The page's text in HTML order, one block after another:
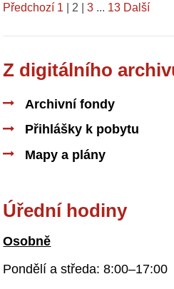
Předchozí 1 2 |3 ... 13 Další
Z digitálního
Archivní fondy
Přihlášky k pobytu
Mapy a plány
Úřední hodiny
Osobně
Pondělí a středa: 8:00–17:00